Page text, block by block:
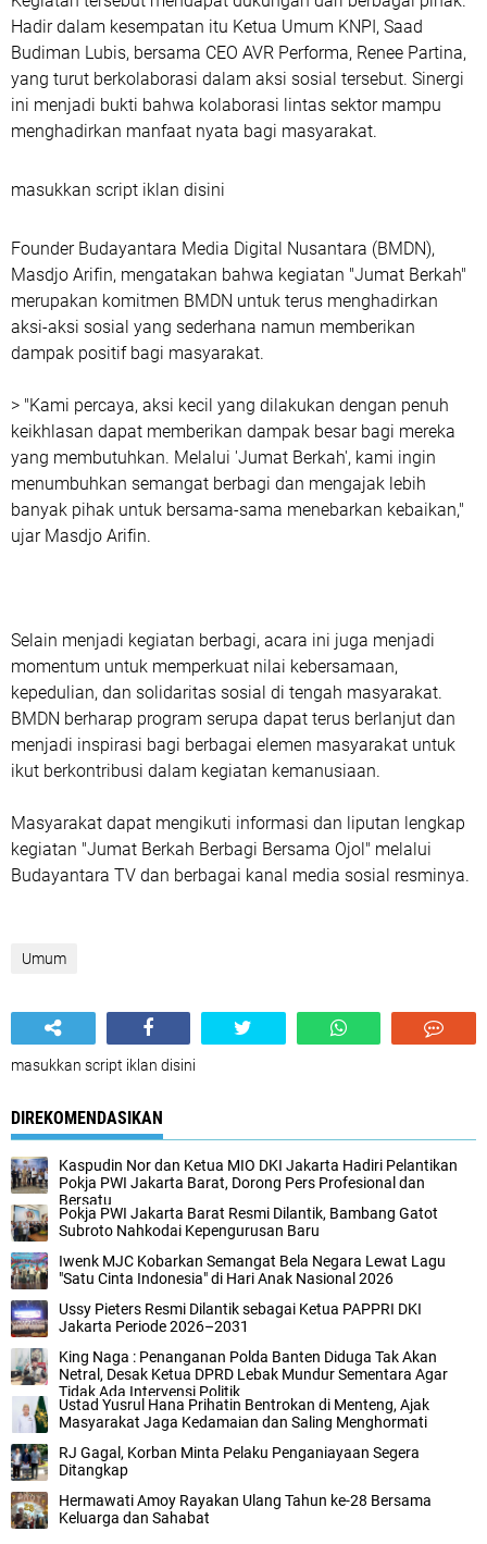
Hadir dalam kesempatan itu Ketua Umum KNPI, Saad
Budiman Lubis, bersama CEO AVR Performa, Renee Partina,
yang turut berkolaborasi dalam aksi sosial tersebut. Sinergi
ini menjadi bukti bahwa kolaborasi lintas sektor mampu
menghadirkan manfaat nyata bagi masyarakat.
masukkan script iklan disini
Founder Budayantara Media Digital Nusantara (BMDN),
Masdjo Arifin, mengatakan bahwa kegiatan "Jumat Berkah"
merupakan komitmen BMDN untuk terus menghadirkan
aksi-aksi sosial yang sederhana namun memberikan
dampak positif bagi masyarakat.
> "Kami percaya, aksi kecil yang dilakukan dengan penuh
keikhlasan dapat memberikan dampak besar bagi mereka
yang membutuhkan. Melalui 'Jumat Berkah', kami ingin
menumbuhkan semangat berbagi dan mengajak lebih
banyak pihak untuk bersama-sama menebarkan kebaikan,"
ujar Masdjo Arifin.
Selain menjadi kegiatan berbagi, acara ini juga menjadi
momentum untuk memperkuat nilai kebersamaan,
kepedulian, dan solidaritas sosial di tengah masyarakat.
BMDN berharap program serupa dapat terus berlanjut dan
menjadi inspirasi bagi berbagai elemen masyarakat untuk
ikut berkontribusi dalam kegiatan kemanusiaan.
Masyarakat dapat mengikuti informasi dan liputan lengkap
kegiatan "Jumat Berkah Berbagi Bersama Ojol" melalui
Budayantara TV dan berbagai kanal media sosial resminya.
Umum
masukkan script iklan disini
DIREKOMENDASIKAN
Kaspudin Nor dan Ketua MIO DKI Jakarta Hadiri Pelantikan
Pokja PWI Jakarta Barat, Dorong Pers Profesional dan
Bersatu
Pokja PWI Jakarta Barat Resmi Dilantik, Bambang Gatot
Subroto Nahkodai Kepengurusan Baru
Iwenk MJC Kobarkan Semangat Bela Negara Lewat Lagu
"Satu Cinta Indonesia" di Hari Anak Nasional 2026
Ussy Pieters Resmi Dilantik sebagai Ketua PAPPRI DKI
Jakarta Periode 2026–2031
King Naga : Penanganan Polda Banten Diduga Tak Akan
Netral, Desak Ketua DPRD Lebak Mundur Sementara Agar
Tidak Ada Intervensi Politik
Ustad Yusrul Hana Prihatin Bentrokan di Menteng, Ajak
Masyarakat Jaga Kedamaian dan Saling Menghormati
RJ Gagal, Korban Minta Pelaku Penganiayaan Segera
Ditangkap
Hermawati Amoy Rayakan Ulang Tahun ke-28 Bersama
Keluarga dan Sahabat